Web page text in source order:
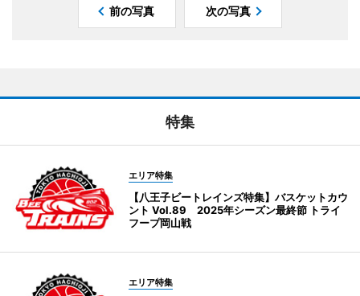
前の写真 次の写真
特集
エリア特集
【八王子ビートレインズ特集】バスケットカウ
ント Vol.89 2025年シーズン最終節 トライ
フープ岡山戦
エリア特集